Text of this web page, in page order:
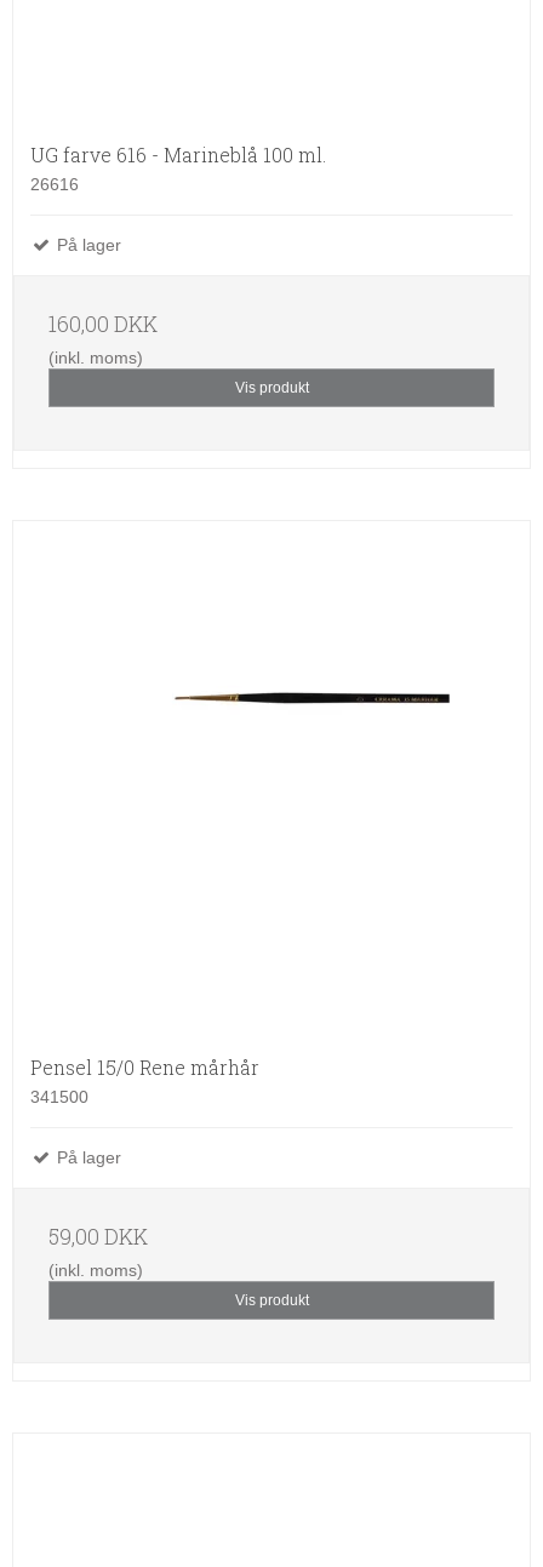
UG farve 616 - Marineblå 100 ml.
26616
På lager
160,00 DKK
(inkl. moms)
Vis produkt
Pensel 15/0 Rene mårhår
341500
På lager
59,00 DKK
(inkl. moms)
Vis produkt